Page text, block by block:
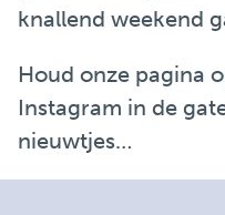
knallend weekend
Houd onze pagina
Instagram in de
nieuwtjes…